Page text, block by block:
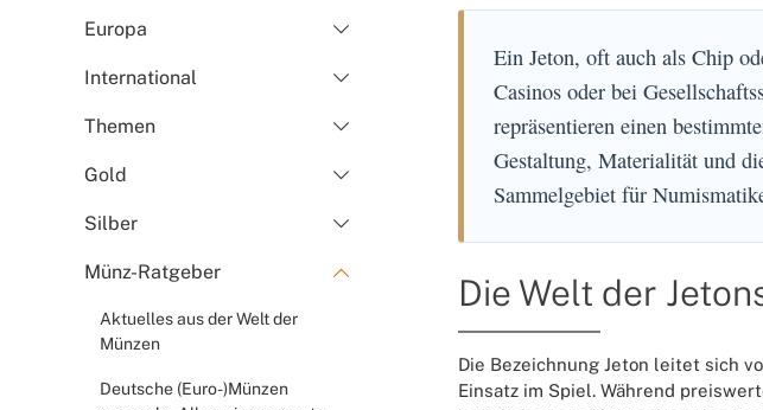
Europa
International
Themen
Gold
Silber
Münz-Ratgeber
Aktuelles aus der Welt der
Münzen
Deutsche (Euro-)Münzen
Ein Jeton, oft auch als Chip
Casinos oder bei
repräsentieren einen
Gestaltung, Materialität und
Sammelgebiet für
Die Welt der
Die Bezeichnung Jeton leitet sich
Einsatz im Spiel. Während